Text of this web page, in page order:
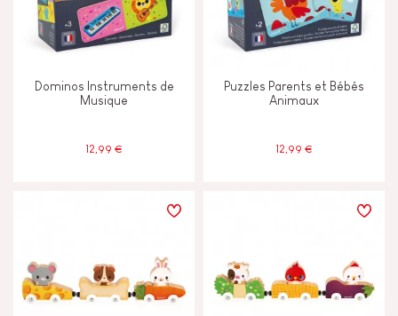
Dominos Instruments de
Musique
12,99 €
Puzzles Parents et Bébés
Animaux
12,99 €